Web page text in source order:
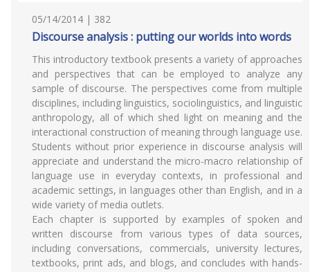
05/14/2014 | 382
Discourse analysis : putting our worlds into words
This introductory textbook presents a variety of approaches
and perspectives that can be employed to analyze any
sample of discourse. The perspectives come from multiple
disciplines, including linguistics, sociolinguistics, and linguistic
anthropology, all of which shed light on meaning and the
interactional construction of meaning through language use.
Students without prior experience in discourse analysis will
appreciate and understand the micro-macro relationship of
language use in everyday contexts, in professional and
academic settings, in languages other than English, and in a
wide variety of media outlets.
Each chapter is supported by examples of spoken and
written discourse from various types of data sources,
including conversations, commercials, university lectures,
textbooks, print ads, and blogs, and concludes with hands-